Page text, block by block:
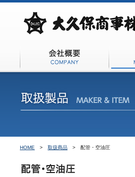
HOME > 取扱商品 > 配管・空油圧